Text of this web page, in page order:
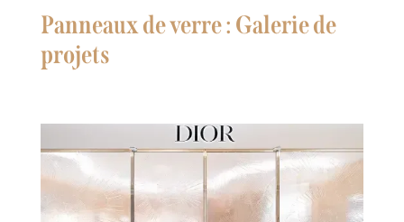
Panneaux de verre : Galerie de
projets